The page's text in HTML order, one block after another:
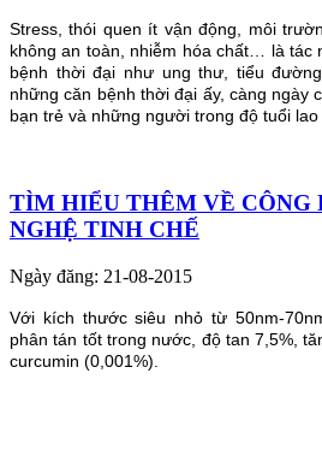
Stress, thói quen ít vận động, môi
không an toàn, nhiễm hóa chất… là tác
bệnh thời đại như ung thư, tiểu
những căn bệnh thời đại ấy, càng ngày
bạn trẻ và những người trong độ tuổi lao
TÌM HIỂU THÊM VỀ CÔNG
NGHỆ TINH CHẾ
Ngày đăng: 21-08-2015
Với kích thước siêu nhỏ từ 50nm-
phân tán tốt trong nước, độ tan 7,5%,
curcumin (0,001%).